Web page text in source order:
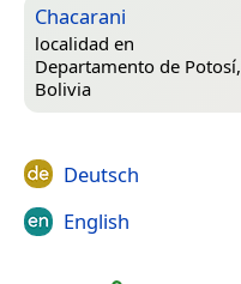
Chacarani
localidad en
Departamento de Potosí,
Bolivia
Deutsch
English